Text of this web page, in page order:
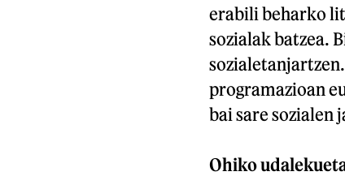
erabili beharko
sozialak batzea.
programazioan
bai sare sozialen
Ohiko